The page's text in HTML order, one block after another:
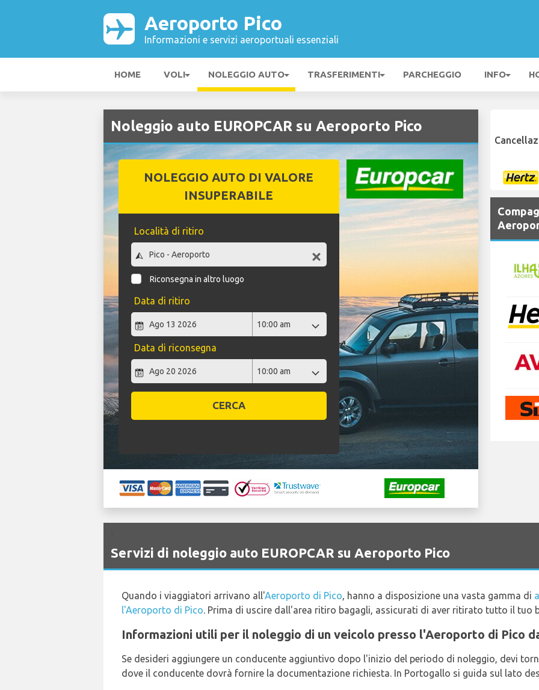
Aeroporto Pico
Informazioni e servizi aeroportuali essenziali
HOME VOLI NOLEGGIO AUTO TRASFERIMENTI PARCHEGGIO INFO
Noleggio auto EUROPCAR su Aeroporto Pico
NOLEGGIO AUTO DI VALORE
INSUPERABILE
Località di ritiro
Riconsegna in altro luogo
Data di ritiro
Data di riconsegna
CERCA
Servizi di noleggio auto EUROPCAR su Aeroporto Pico
Quando i viaggiatori arrivano all'Aeroporto di Pico, hanno a disposizione una vasta gamma di
l'Aeroporto di Pico. Prima di uscire dall'area ritiro bagagli, assicurati di aver ritirato tutto il tuo
Informazioni utili per il noleggio di un veicolo presso l'Aeroporto di Pico
Se desideri aggiungere un conducente aggiuntivo dopo l'inizio del periodo di noleggio, devi
dove il conducente dovrà fornire la documentazione richiesta. In Portogallo si guida sul lato